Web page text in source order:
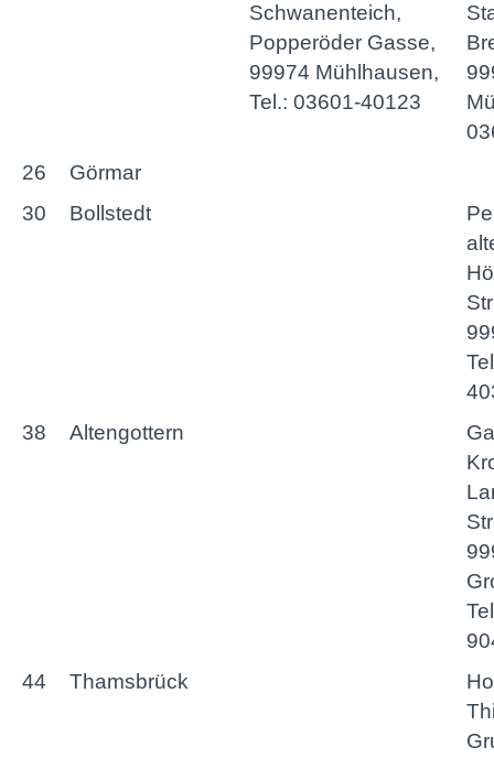
Schwanenteich,
Popperöder Gasse,
99974 Mühlhausen,
Tel.: 03601-40123
26
Görmar
30
Bollstedt
38
Altengottern
44
Thamsbrück